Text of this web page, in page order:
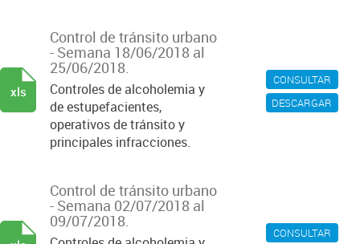
CONSULTAR
DESCARGAR
Control de tránsito urbano
- Semana 18/06/2018 al
25/06/2018.
Controles de alcoholemia y
de estupefacientes,
operativos de tránsito y
principales infracciones.
xls
CONSULTAR
Control de tránsito urbano
- Semana 02/07/2018 al
09/07/2018.